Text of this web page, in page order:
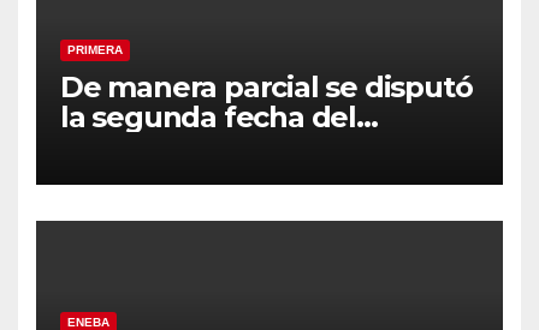
PRIMERA
De manera parcial se disputó
la segunda fecha del
ENEBA